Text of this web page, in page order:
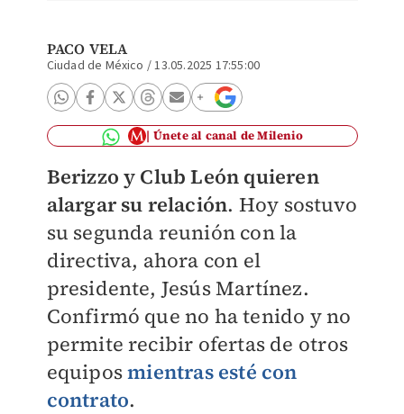
PACO VELA
Ciudad de México /13.05.2025 17:55:00
Únete al canal de Milenio
Berizzo y Club León quieren
alargar su relación. Hoy sostuvo
su segunda reunión con la
directiva, ahora con el
presidente, Jesús Martínez.
Confirmó que no ha tenido y no
permite recibir ofertas de otros
equiposmientras esté con
contrato.